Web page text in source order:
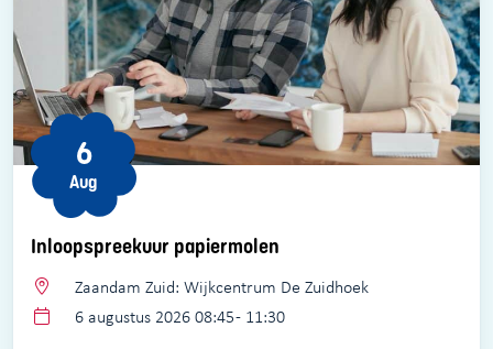
Inloopspreekuur papiermolen
6
Aug
Zaandam Zuid: Wijkcentrum De Zuidhoek
6 augustus 2026 08:45 - 11:30